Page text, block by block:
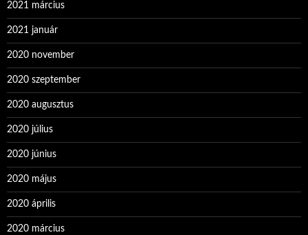
2021 március
2021 január
2020 november
2020 szeptember
2020 augusztus
2020 július
2020 június
2020 május
2020 április
2020 március